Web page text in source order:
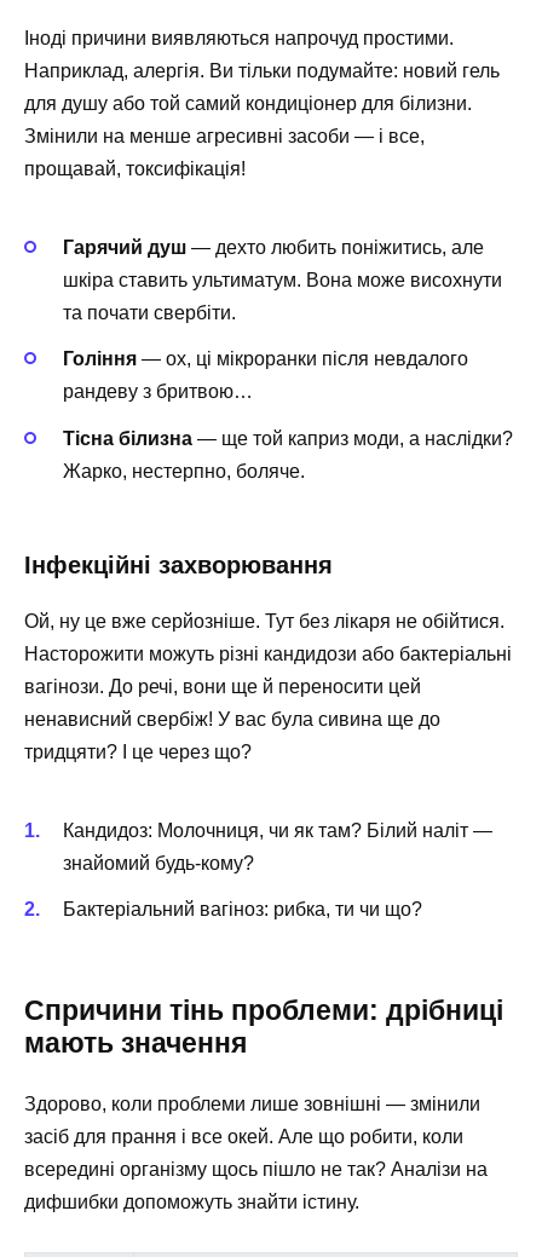
Іноді причини виявляються напрочуд простими.
Наприклад, алергія. Ви тільки подумайте: новий гель
для душу або той самий кондиціонер для білизни.
Змінили на менше агресивні засоби — і все,
прощавай, токсифікація!
Гарячий душ — дехто любить поніжитись, але
шкіра ставить ультиматум. Вона може висохнути
та почати свербіти.
Гоління — ох, ці мікроранки після невдалого
рандеву з бритвою…
Тісна білизна — ще той каприз моди, а наслідки?
Жарко, нестерпно, боляче.
Інфекційні захворювання
Ой, ну це вже серйозніше. Тут без лікаря не обійтися.
Насторожити можуть різні кандидози або бактеріальні
вагінози. До речі, вони ще й переносити цей
ненависний свербіж! У вас була сивина ще до
тридцяти? І це через що?
Кандидоз: Молочниця, чи як там? Білий наліт —
знайомий будь-кому?
Бактеріальний вагіноз: рибка, ти чи що?
Спричини тінь проблеми: дрібниці
мають значення
Здорово, коли проблеми лише зовнішні — змінили
засіб для прання і все окей. Але що робити, коли
всередині організму щось пішло не так? Аналізи на
дифшибки допоможуть знайти істину.